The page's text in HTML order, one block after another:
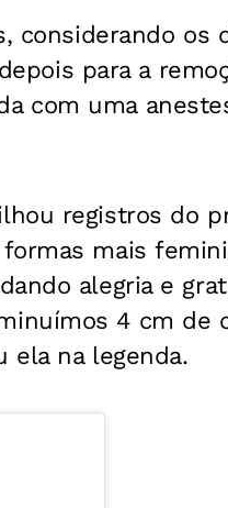
considerando os
para a
com uma
registros do
mais
alegria e
4 cm de
ela na legenda.